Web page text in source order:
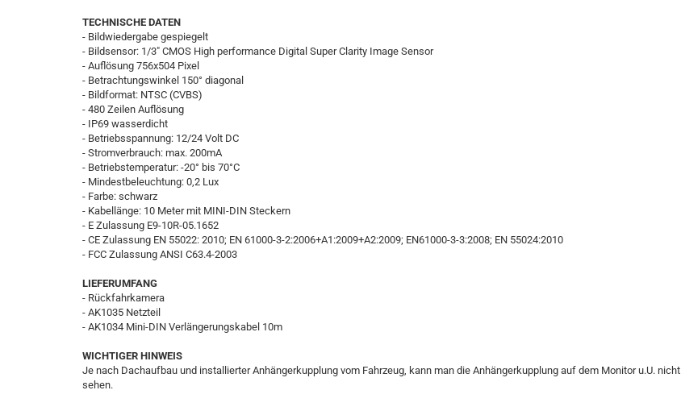
TECHNISCHE DATEN
- Bildwiedergabe gespiegelt
- Bildsensor: 1/3" CMOS High performance Digital Super Clarity Image Sensor
- Auflösung 756x504 Pixel
- Betrachtungswinkel 150° diagonal
- Bildformat: NTSC (CVBS)
- 480 Zeilen Auflösung
- IP69 wasserdicht
- Betriebsspannung: 12/24 Volt DC
- Stromverbrauch: max. 200mA
- Betriebstemperatur: -20° bis 70°C
- Mindestbeleuchtung: 0,2 Lux
- Farbe: schwarz
- Kabellänge: 10 Meter mit MINI-DIN Steckern
- E Zulassung E9-10R-05.1652
- CE Zulassung EN 55022: 2010; EN 61000-3-2:2006+A1:2009+A2:2009; EN61000-3-3:2008; EN 55024:2010
- FCC Zulassung ANSI C63.4-2003
LIEFERUMFANG
- Rückfahrkamera
- AK1035 Netzteil
- AK1034 Mini-DIN Verlängerungskabel 10m
WICHTIGER HINWEIS
Je nach Dachaufbau und installierter Anhängerkupplung vom Fahrzeug, kann man die Anhängerkupplung auf dem Monitor u.U. nicht
sehen.